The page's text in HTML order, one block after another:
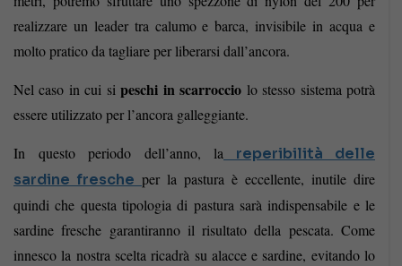
realizzare un leader tra calumo e barca, invisibile in acqua e
molto pratico da tagliare per liberarsi dall’ancora.
Nel caso in cui sipeschi in scarroccio lo stesso sistema potrà
essere utilizzato per l’ancora galleggiante.
In questo periodo dell’anno, la reperibilità delle
sardine fresche per la pastura è eccellente, inutile dire
quindi che questa tipologia di pastura sarà indispensabile e le
sardine fresche garantiranno il risultato della pescata. Come
innesco la nostra scelta ricadrà su alacce e sardine, evitando lo